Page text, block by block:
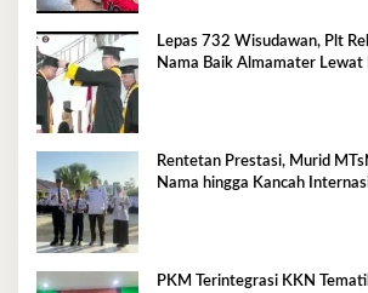
Lepas 732 Wisudawan, Plt
Nama Baik Almamater
Rentetan Prestasi, Murid
Nama hingga Kancah
PKM Terintegrasi KKN